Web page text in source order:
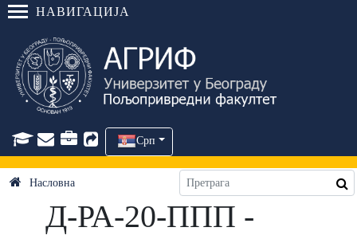
НАВИГАЦИЈА
Срп
Насловна
Д-РА-20-ППП -